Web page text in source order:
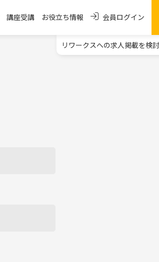
講座受講 お役立ち情報 会員ログイン
リワークスへの求人掲載を検